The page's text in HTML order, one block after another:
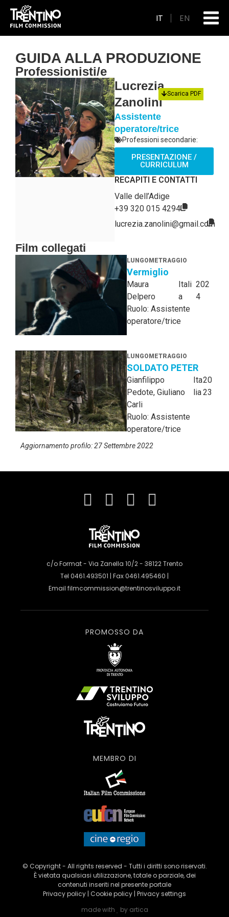
IT EN
GUIDA ALLA PRODUZIONE
Professionisti/e
Scarica PDF
Lucrezia
Zanolini
Assistente
operatore/trice
Professioni secondarie:
PRESENTAZIONE /
CURRICULUM
RECAPITI E CONTATTI
Valle dell’Adige
+39 320 015 4294
lucrezia.zanolini@gmail.com
Film collegati
LUNGOMETRAGGIO
Vermiglio
Maura
Delpero
Itali
a
202
4
Ruolo: Assistente
operatore/trice
LUNGOMETRAGGIO
SOLDATO PETER
Gianfilippo
Pedote, Giuliano
Carli
Ita
lia
20
23
Ruolo: Assistente
operatore/trice
Aggiornamento profilo: 27 Settembre 2022
c/o Format - Via Zanella 10/2 - 38122 Trento
Tel 0461.493501 | Fax 0461.495460 |
Email filmcommission@trentinosviluppo.it
PROMOSSO DA
MEMBRO DI
© Copyright - All rights reserved - Tutti i diritti sono riservati.
È vietata qualsiasi utilizzazione, totale o parziale, dei
contenuti inseriti nel presente portale
Privacy policy | Cookie policy | Privacy settings
made with
by artica